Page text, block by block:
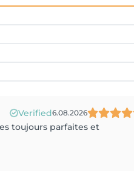
Verified6.08.2026
toujours parfaites et